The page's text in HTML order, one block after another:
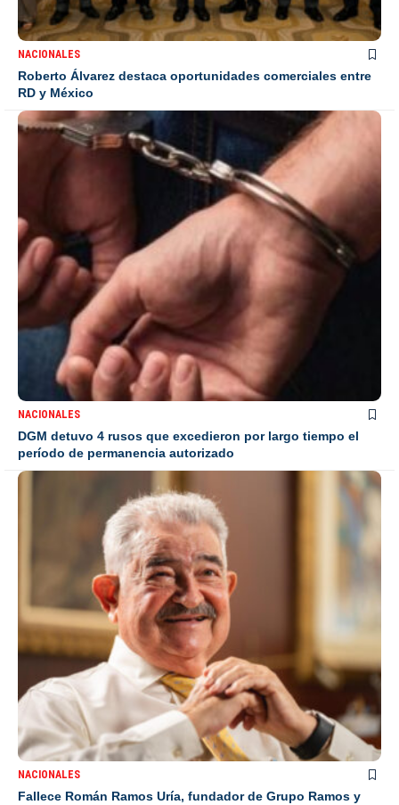
NACIONALES
Roberto Álvarez destaca oportunidades comerciales entre
RD y México
NACIONALES
DGM detuvo 4 rusos que excedieron por largo tiempo el
período de permanencia autorizado
NACIONALES
Fallece Román Ramos Uría, fundador de Grupo Ramos y